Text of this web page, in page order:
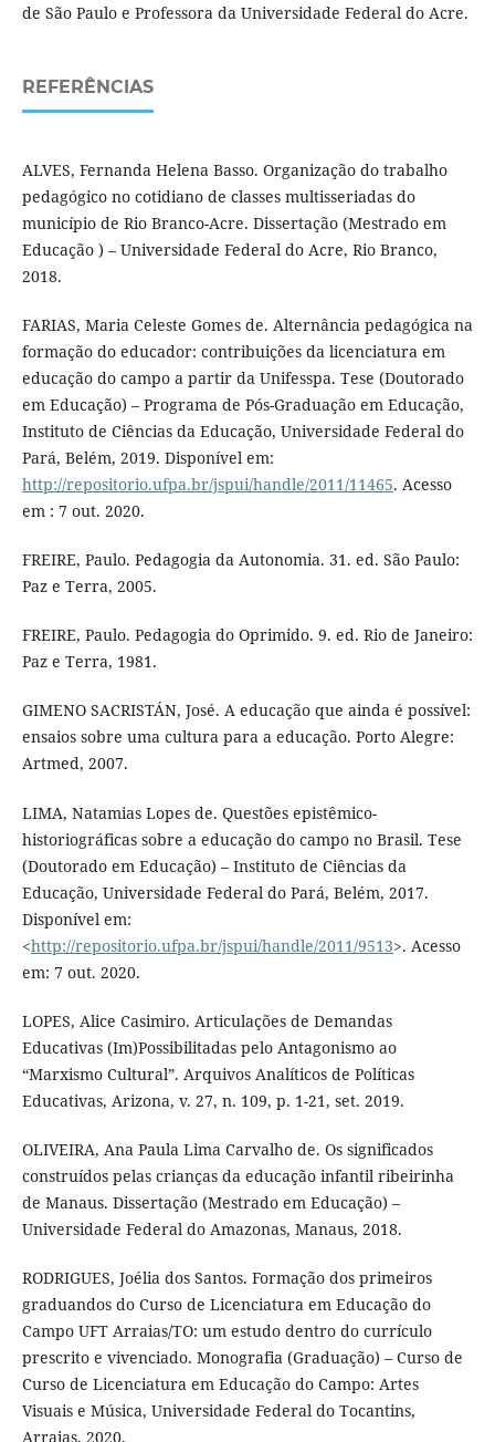
de São Paulo e Professora da Universidade Federal do Acre.
REFERÊNCIAS
ALVES, Fernanda Helena Basso. Organização do trabalho
pedagógico no cotidiano de classes multisseriadas do
município de Rio Branco-Acre. Dissertação (Mestrado em
Educação ) – Universidade Federal do Acre, Rio Branco,
2018.
FARIAS, Maria Celeste Gomes de. Alternância pedagógica na
formação do educador: contribuições da licenciatura em
educação do campo a partir da Unifesspa. Tese (Doutorado
em Educação) – Programa de Pós-Graduação em Educação,
Instituto de Ciências da Educação, Universidade Federal do
Pará, Belém, 2019. Disponível em:
http://repositorio.ufpa.br/jspui/handle/2011/11465. Acesso
em : 7 out. 2020.
FREIRE, Paulo. Pedagogia da Autonomia. 31. ed. São Paulo:
Paz e Terra, 2005.
FREIRE, Paulo. Pedagogia do Oprimido. 9. ed. Rio de Janeiro:
Paz e Terra, 1981.
GIMENO SACRISTÁN, José. A educação que ainda é possível:
ensaios sobre uma cultura para a educação. Porto Alegre:
Artmed, 2007.
LIMA, Natamias Lopes de. Questões epistêmico-
historiográficas sobre a educação do campo no Brasil. Tese
(Doutorado em Educação) – Instituto de Ciências da
Educação, Universidade Federal do Pará, Belém, 2017.
Disponível em:
<http://repositorio.ufpa.br/jspui/handle/2011/9513>. Acesso
em: 7 out. 2020.
LOPES, Alice Casimiro. Articulações de Demandas
Educativas (Im)Possibilitadas pelo Antagonismo ao
“Marxismo Cultural”. Arquivos Analíticos de Políticas
Educativas, Arizona, v. 27, n. 109, p. 1-21, set. 2019.
OLIVEIRA, Ana Paula Lima Carvalho de. Os significados
construídos pelas crianças da educação infantil ribeirinha
de Manaus. Dissertação (Mestrado em Educação) –
Universidade Federal do Amazonas, Manaus, 2018.
RODRIGUES, Joélia dos Santos. Formação dos primeiros
graduandos do Curso de Licenciatura em Educação do
Campo UFT Arraias/TO: um estudo dentro do currículo
prescrito e vivenciado. Monografia (Graduação) – Curso de
Curso de Licenciatura em Educação do Campo: Artes
Visuais e Música, Universidade Federal do Tocantins,
Arraias, 2020.